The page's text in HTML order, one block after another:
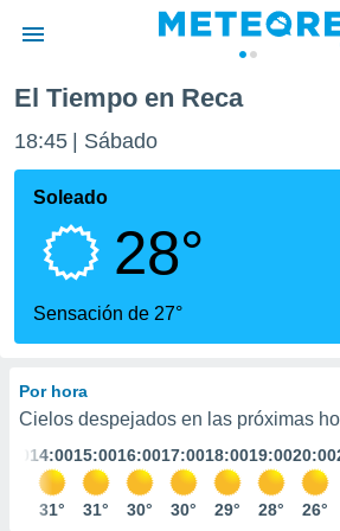
de
por
que se
calidad.
a este
las
y
forma
digital
basada
El Tiempo en Reca
18:45 Sábado
Soleado
28°
Sensación de 27°
Por hora
Cielos despejados en las próximas
14:00
31°
15:00
31°
16:00
30°
17:00
30°
18:00
29°
19:00
28°
20:00
26°